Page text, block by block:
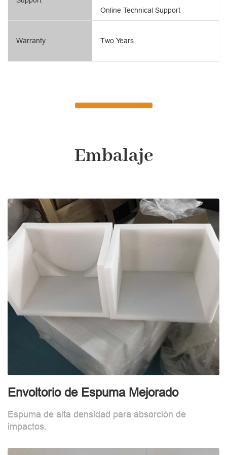
Warranty
Online Technical Support
Two Years
Embalaje
Envoltorio de Espuma Mejorado
Espuma de alta densidad para absorción de
impactos.